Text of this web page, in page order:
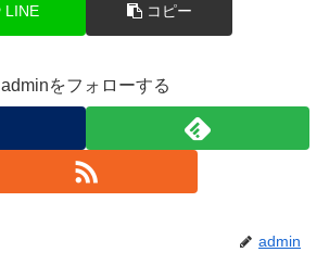
LINE コピー
adminをフォローする
admin